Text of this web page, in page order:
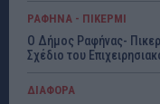
ΡΑΦΗΝΑ - ΠΙΚΕΡΜΙ
Ο Δήμος Ραφήνας-
Σχέδιο του
ΔΙΑΦΟΡΑ